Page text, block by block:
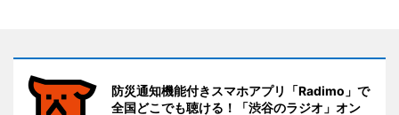
防災通知機能付きスマホアプリ「Radimo」で
全国どこでも聴ける！「渋谷のラジオ」オン